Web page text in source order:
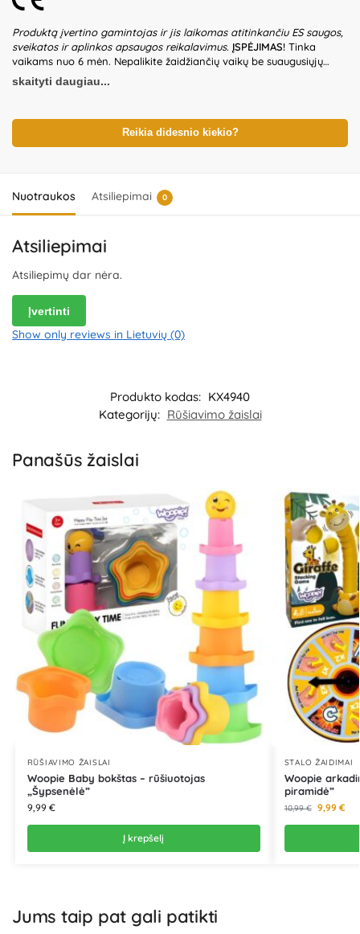
Produktą įvertino gamintojas ir jis laikomas atitinkančiu ES saugos,
sveikatos ir aplinkos apsaugos reikalavimus. ĮSPĖJIMAS! Tinka
vaikams nuo 6 mėn. Nepalikite žaidžiančių vaikų be suaugusiųjų
priežiūros. Prieš naudodami žaislą patikrinkite žaislo ir detalių būklę.
Nenaudokite žaislo, jeigu kuri nors iš dalių yra pažeista. Pakuotė
išpakuojamas. Produkto dizainas ir spalvos gali nežymiai skirtis.
Išsaugokite pakuotės informaciją ateičiai. Kilmės šalis – Kinija.
Importuotojas:KIK Sp. z o.o. Sp.K, al. 1000-lecia Panstwa Polskiego
skaityti daugiau...
Reikia didesnio kiekio?
Nuotraukos Atsiliepimai 0
Atsiliepimai
Atsiliepimų dar nėra.
Įvertinti
Show only reviews in Lietuvių (0)
Produkto kodas: KX4940
Kategorijų: Rūšiavimo žaislai
Panašūs žaislai
RŪŠIAVIMO ŽAISLAI
Woopie Baby bokštas – rūšiuotojas
„Šypsenėlė”
9,99 €
Į krepšelį
STALO ŽAIDIMAI
Woopie
piramidė”
10,99€ 9,99 €
Jums taip pat gali patikti